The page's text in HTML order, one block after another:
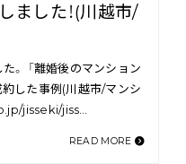
ました！(川越市/
。 「離婚後のマンション
した事例(川越市/マンシ
jisseki/jiss…
READ MORE